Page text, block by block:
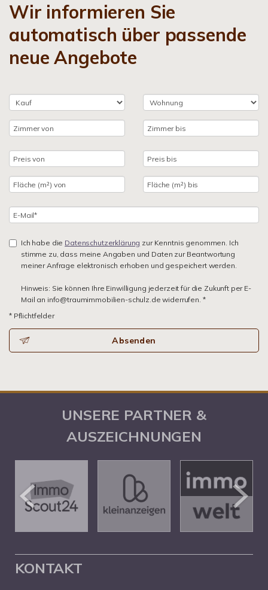
Wir informieren Sie
automatisch über passende
neue Angebote
Ich habe die Datenschutzerklärung zur Kenntnis genommen. Ich
stimme zu, dass meine Angaben und Daten zur Beantwortung
meiner Anfrage elektronisch erhoben und gespeichert werden.
Hinweis: Sie können Ihre Einwilligung jederzeit für die Zukunft per E-
Mail an info@traumimmobilien-schulz.de widerrufen. *
* Pflichtfelder
Absenden
UNSERE PARTNER &
AUSZEICHNUNGEN
KONTAKT